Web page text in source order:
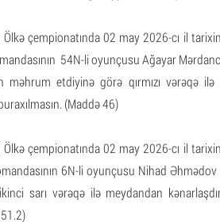
çempionatında 02 may 2026-cı il
54N-li oyunçusu Ağayar
etdiyinə görə qırmızı vərəqə ilə
(Maddə 46)
çempionatında 02 may 2026-cı il
6N-li oyunçusu Nihad
sarı vərəqə ilə meydandan